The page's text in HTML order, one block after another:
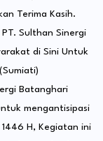
Terima Kasih.
Sulthan Sinergi
di Sini Untuk
Batanghari
mengantisipasi
H, Kegiatan ini